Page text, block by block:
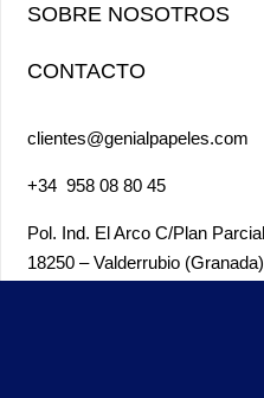
SOBRE NOSOTROS
CONTACTO
clientes@genialpapeles.com
+34 958 08 80 45
Pol. Ind. El Arco C/Plan
18250 – Valderrubio